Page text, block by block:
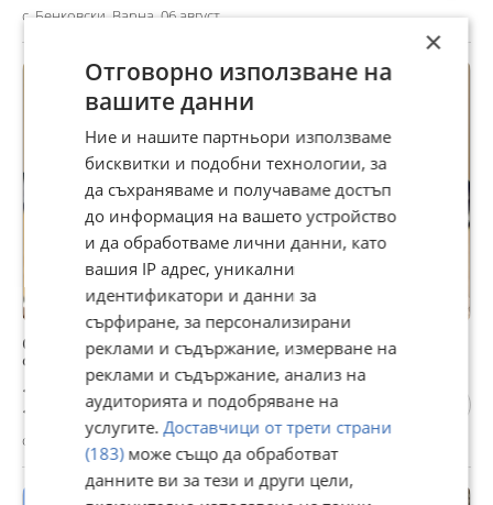
с. Бенковски, Варна, 06 август
Оригинална радиаторна решетка за VW T-cross /
Фолксваген Т-крос (2019-2023)
100 €
195,58 лв
с. Бенковски, Варна, 05 август
×
Отговорно използване на
вашите данни
Ние и нашите партньори използваме
бисквитки и подобни технологии, за
да съхраняваме и получаваме достъп
до информация на вашето устройство
и да обработваме лични данни, като
вашия IP адрес, уникални
идентификатори и данни за
сърфиране, за персонализирани
реклами и съдържание, измерване на
реклами и съдържание, анализ на
аудиторията и подобряване на
услугите.Доставчици от трети страни
(183)може също да обработват
данните ви за тези и други цели,